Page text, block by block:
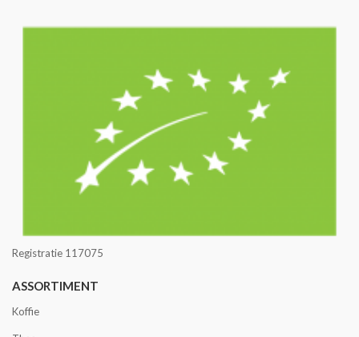
Registratie 117075
ASSORTIMENT
Koffie